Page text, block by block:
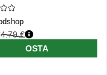
hinta
4.79 €
OSTA